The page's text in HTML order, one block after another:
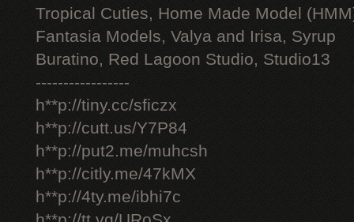
Tropical Cuties, Home Made Model
Fantasia Models, Valya and Irisa, Syrup
Buratino, Red Lagoon Studio, Studio13
-----------------
h**p://tiny.cc/sficzx
h**p://cutt.us/Y7P84
h**p://put2.me/muhcsh
h**p://citly.me/47kMX
h**p://4ty.me/ibhi7c